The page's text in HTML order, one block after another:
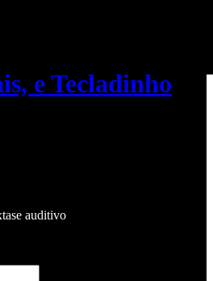
e Tecladinho
auditivo